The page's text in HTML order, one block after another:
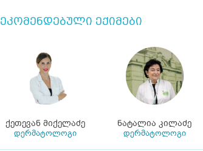
ექიმები
ქეთევან მიქელაძე
დერმატოლოგი
ნატალია კილაძე
დერმატოლოგი